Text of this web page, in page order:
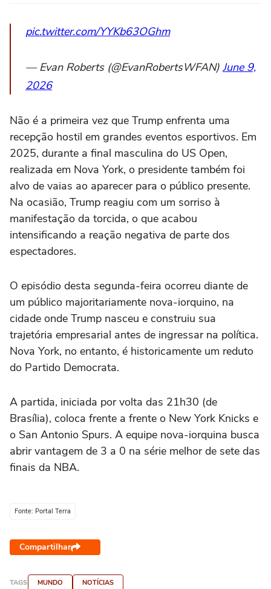
pic.twitter.com/YYKb63OGhm
— Evan Roberts (@EvanRobertsWFAN) June 9,
2026
Não é a primeira vez que Trump enfrenta uma
recepção hostil em grandes eventos esportivos. Em
2025, durante a final masculina do US Open,
realizada em Nova York, o presidente também foi
alvo de vaias ao aparecer para o público presente.
Na ocasião, Trump reagiu com um sorriso à
manifestação da torcida, o que acabou
intensificando a reação negativa de parte dos
espectadores.
O episódio desta segunda-feira ocorreu diante de
um público majoritariamente nova-iorquino, na
cidade onde Trump nasceu e construiu sua
trajetória empresarial antes de ingressar na política.
Nova York, no entanto, é historicamente um reduto
do Partido Democrata.
A partida, iniciada por volta das 21h30 (de
Brasília), coloca frente a frente o New York Knicks e
o San Antonio Spurs. A equipe nova-iorquina busca
abrir vantagem de 3 a 0 na série melhor de sete das
finais da NBA.
Fonte: Portal Terra
Compartilhar
TAGS MUNDO NOTÍCIAS